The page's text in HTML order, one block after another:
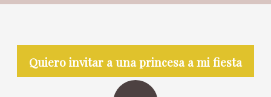
Quiero invitar a una princesa a mi fiesta